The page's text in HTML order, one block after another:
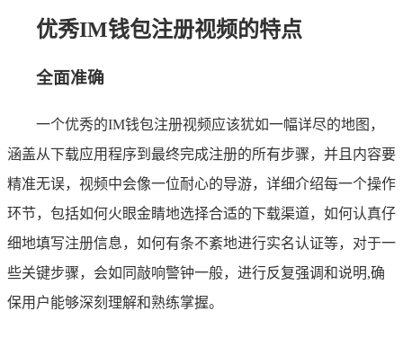
优秀IM钱包注册视频的特点
全面准确
一个优秀的IM钱包注册视频应该犹如一幅详尽的地图，
涵盖从下载应用程序到最终完成注册的所有步骤，并且内容要
精准无误，视频中会像一位耐心的导游，详细介绍每一个操作
环节，包括如何火眼金睛地选择合适的下载渠道，如何认真仔
细地填写注册信息，如何有条不紊地进行实名认证等，对于一
些关键步骤，会如同敲响警钟一般，进行反复强调和说明,确
保用户能够深刻理解和熟练掌握。